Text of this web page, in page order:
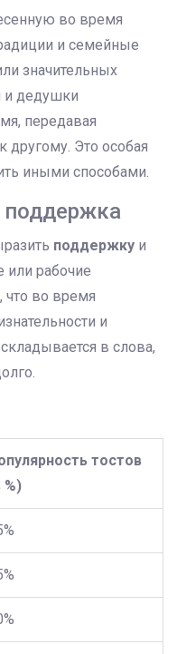
во время
и семейные
значительных
и дедушки
передавая
другому. Это особая
иными способами.
поддержку и
или рабочие
что во время
и
в слова,
тостов
%)